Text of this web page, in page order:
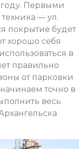
Первыми
— ул.
покрытие будет
хорошо себя
в
правильно
от парковки
точно в
весь